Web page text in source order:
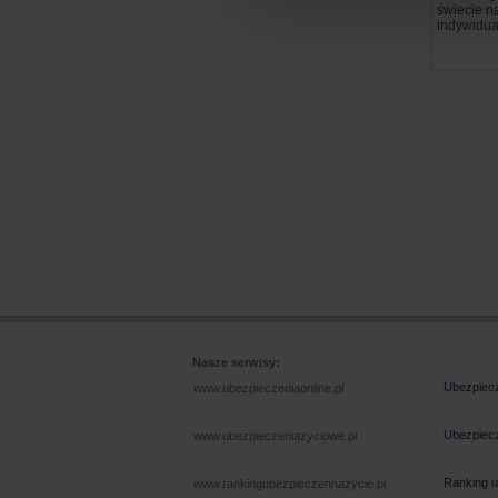
świecie
Nasze serwisy:
www.ubezpieczeniaonline.pl
www.ubezpieczeniazyciowe.pl
www.rankingubezpieczennazycie.pl Ranking